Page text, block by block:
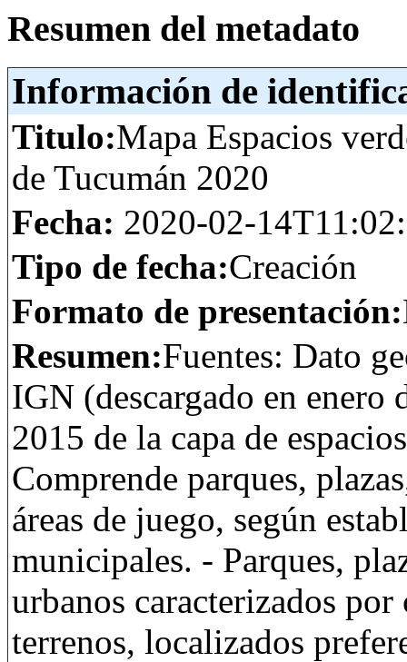
Resumen del metadato
Información de
Titulo:Mapa Espacios
de Tucumán 2020
Fecha: 2020-02-
Tipo de fecha:Creación
Formato de presentación:
Resumen:Fuentes: Dato
IGN (descargado en
2015 de la capa de
Comprende parques,
áreas de juego, según
municipales. - Parques,
urbanos caracterizados
terrenos, localizados